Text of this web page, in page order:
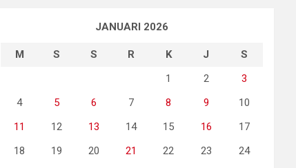
JANUARI 2026
M S S R K J
S
1
2
3
4
5 6 7 8 9
10
11
12 13 14 15 16
17
18
19 20 21 22 23
24